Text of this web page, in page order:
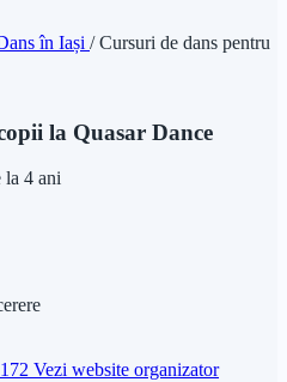
în Iași / Cursuri de dans pentru
la Quasar Dance
la 4 ani
Vezi website organizator